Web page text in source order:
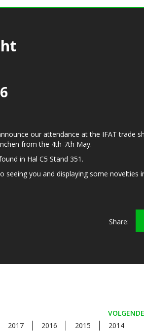
our attendance at the IFAT trade
from the 4th-7th May.
in Hal C5 Stand 351.
seeing you and displaying some novelties
Share:
2017 2016 2015 2014